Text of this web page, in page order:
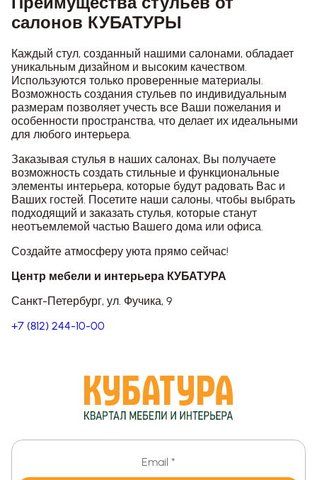
салонов КУБАТУРЫ
Каждый стул, созданный нашими салонами, обладает
уникальным дизайном и высоким качеством.
Используются только проверенные материалы.
Возможность создания стульев по индивидуальным
размерам позволяет учесть все Ваши пожелания и
особенности пространства, что делает их идеальными
для любого интерьера.
Заказывая стулья в наших салонах, Вы получаете
возможность создать стильные и функциональные
элементы интерьера, которые будут радовать Вас и
Ваших гостей. Посетите наши салоны, чтобы выбрать
подходящий и заказать стулья, которые станут
неотъемлемой частью Вашего дома или офиса.
Создайте атмосферу уюта прямо сейчас!
Центр мебели и интерьера КУБАТУРА
Санкт-Петербург, ул. Фучика, 9
+7 (812) 244-10-00